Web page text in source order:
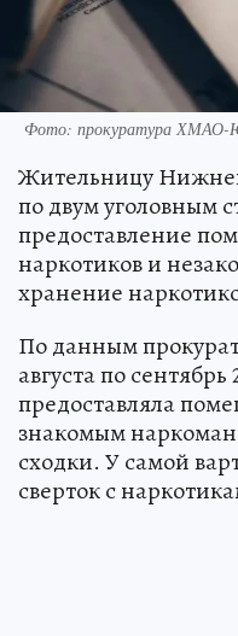
Фото: прокуратура ХМАО-
Жительницу
по двум уголовным
предоставление
наркотиков и
хранение
По данным
августа по
предоставляла
знакомым
сходки. У самой
сверток с